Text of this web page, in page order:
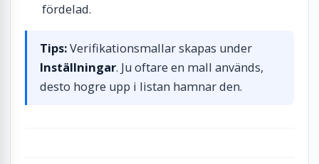
fördelad.
Tips:Verifikationsmallar skapas under
Inställningar. Ju oftare en mall används,
desto hogre upp i listan hamnar den.